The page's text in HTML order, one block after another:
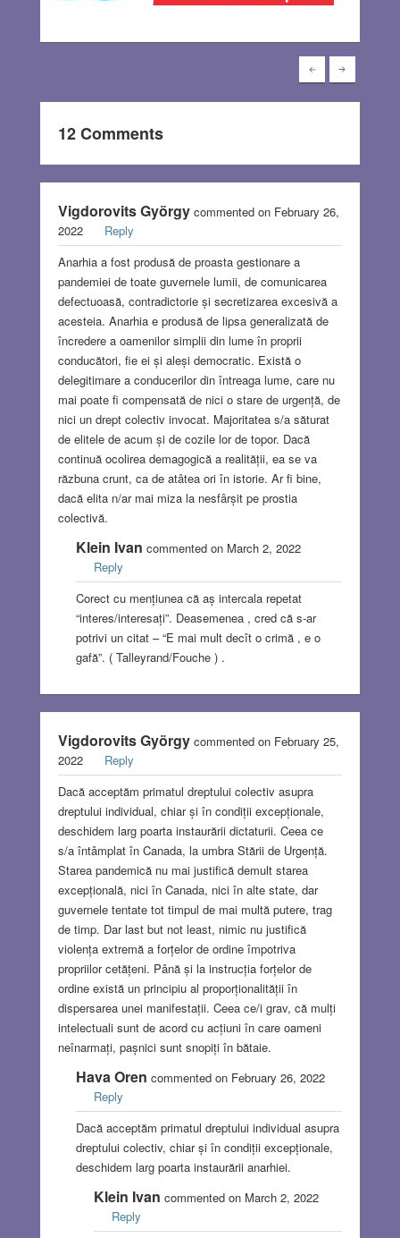
12 Comments
Vigdorovits Györgycommented on February 26,
2022
Reply
Anarhia a fost produsă de proasta gestionare a
pandemiei de toate guvernele lumii, de comunicarea
defectuoasă, contradictorie și secretizarea excesivă a
acesteia. Anarhia e produsă de lipsa generalizată de
încredere a oamenilor simplii din lume în proprii
conducători, fie ei și aleși democratic. Există o
delegitimare a conducerilor din întreaga lume, care nu
mai poate fi compensată de nici o stare de urgență, de
nici un drept colectiv invocat. Majoritatea s/a săturat
de elitele de acum și de cozile lor de topor. Dacă
continuă ocolirea demagogică a realității, ea se va
răzbuna crunt, ca de atâtea ori în istorie. Ar fi bine,
dacă elita n/ar mai miza la nesfârșit pe prostia
colectivă.
Klein Ivan commented on March 2, 2022
Reply
Corect cu mențiunea că aș intercala repetat
“interes/interesați”. Deasemenea , cred că s-ar
potrivi un citat – “E mai mult decît o crimă , e o
gafă”. ( Talleyrand/Fouche ) .
Vigdorovits Györgycommented on February 25,
2022
Reply
Dacă acceptăm primatul dreptului colectiv asupra
dreptului individual, chiar și în condiții excepționale,
deschidem larg poarta instaurării dictaturii. Ceea ce
s/a întâmplat în Canada, la umbra Stării de Urgență.
Starea pandemică nu mai justifică demult starea
excepțională, nici în Canada, nici în alte state, dar
guvernele tentate tot timpul de mai multă putere, trag
de timp. Dar last but not least, nimic nu justifică
violența extremă a forțelor de ordine împotriva
propriilor cetățeni. Până și la instrucția forțelor de
ordine există un principiu al proporționalității în
dispersarea unei manifestații. Ceea ce/i grav, că mulți
intelectuali sunt de acord cu acțiuni în care oameni
neînarmați, pașnici sunt snopiți în bătaie.
Hava Oren commented on February 26, 2022
Reply
Dacă acceptăm primatul dreptului individual asupra
dreptului colectiv, chiar și în condiții excepționale,
deschidem larg poarta instaurării anarhiei.
Klein Ivan commented on March 2, 2022
Reply